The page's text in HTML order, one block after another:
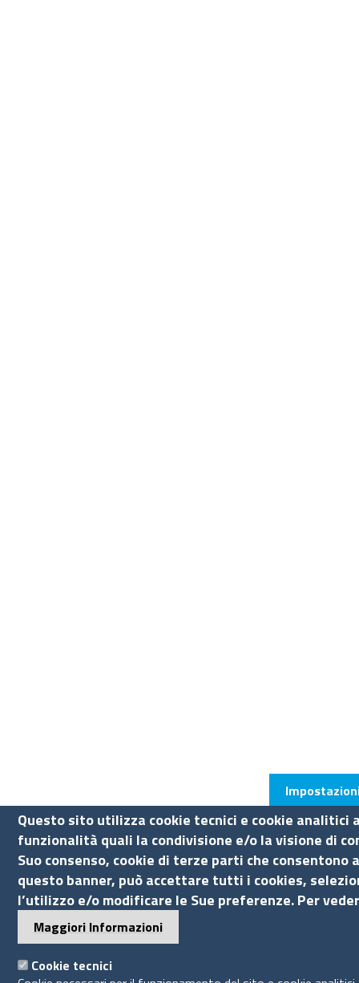
Questo sito utilizza cookie tecnici e cookie analitici
funzionalità quali la condivisione e/o la visione di
Suo consenso, cookie di terze parti che
questo banner, può accettare tutti i cookies,
l’utilizzo e/o modificare le Sue preferenze. Per
Maggiori Informazioni
Cookie tecnici